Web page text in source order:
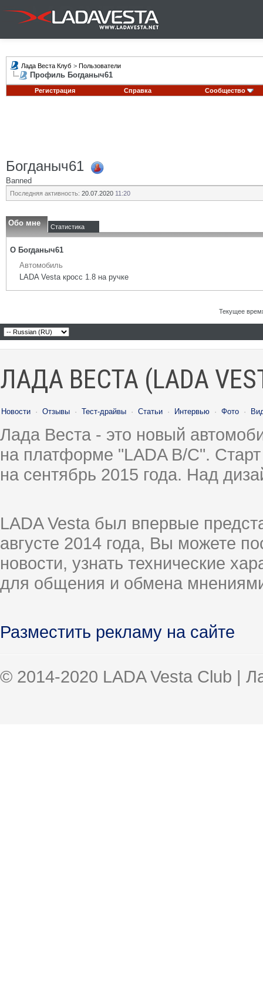
Лада Веста Клуб > Пользователи
Профиль Богданыч61
Регистрация Справка Сообщество
Богданыч61
Banned
Последняя активность: 20.07.2020 11:20
Обо мне Статистика
О Богданыч61
Автомобиль
LADA Vesta кросс 1.8 на ручке
Текущее
ЛАДА ВЕСТА (LADA
Новости · Отзывы · Тест-драйвы · Статьи · Интервью · Фото ·
Лада Веста - это новый
на платформе "LADA B/C".
на сентябрь 2015 года. Над
LADA Vesta был впервые
августе 2014 года, Вы можете
новости, узнать технические
для общения и обмена
Разместить рекламу на сайте
© 2014-2020 LADA Vesta Club |